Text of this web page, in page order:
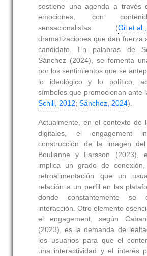
sostiene una agenda a través
emociones, con
sensacionalistas (Gil et
dramatizaciones que dan fuerza
candidato. En palabras de
Sánchez (2024), se fomenta
por los sentimientos que se
lo ideológico y lo político,
símbolos que promocionan ante
Schill, 2012; Sánchez, 2024).
Actualmente, en el contexto de
digitales, el engagement
construcción de la imagen
Boulianne y Larsson (2023),
implica un grado de
retroalimentación que un
relación a un perfil en las
donde constantemente se
interacción. Otro elemento
el engagement, según
(2023), es la demanda de
los usuarios para que el
una interactividad y el interés